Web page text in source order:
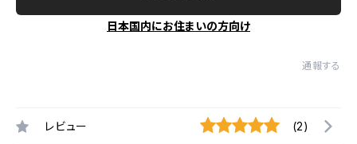
日本国内にお住まいの方向け
通報する
レビュー (2)